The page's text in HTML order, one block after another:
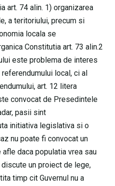
art. 74 alin. 1) organizarea
a teritoriului, precum si
locala se
Constitutia art. 73 alin.2
este problema de interes
local, ci al
art. 12 litera
convocat de Presedintele
pasii sint
initiativa legislativa si o
nu poate fi convocat un
daca populatia vrea sau
un proiect de lege,
timp cit Guvernul nu a